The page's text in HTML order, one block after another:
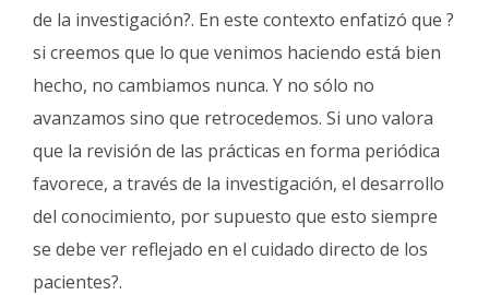
de la investigación?. En este contexto enfatizó que ?
si creemos que lo que venimos haciendo está bien
hecho, no cambiamos nunca. Y no sólo no
avanzamos sino que retrocedemos. Si uno valora
que la revisión de las prácticas en forma periódica
favorece, a través de la investigación, el desarrollo
del conocimiento, por supuesto que esto siempre
se debe ver reflejado en el cuidado directo de los
pacientes?.